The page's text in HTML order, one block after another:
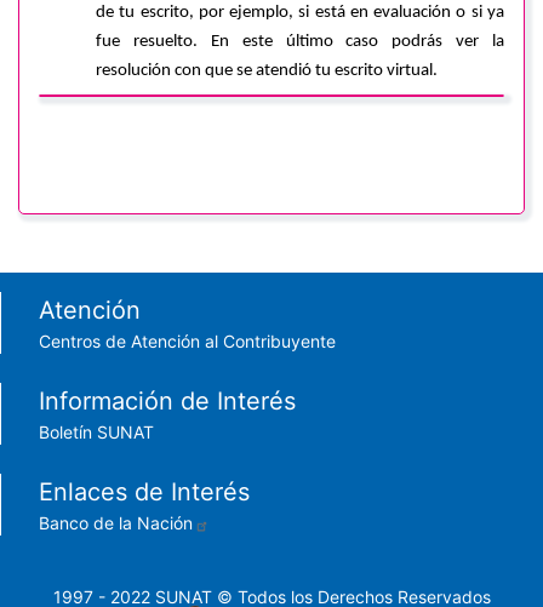
de tu escrito, por ejemplo, si está en evaluación o si ya
fue resuelto. En este último caso podrás ver la
resolución con que se atendió tu escrito virtual.
Footer menu
Atención
Centros de Atención al Contribuyente
Información de Interés
Boletín SUNAT
Enlaces de Interés
Banco de la Nación
1997 - 2022 SUNAT © Todos los Derechos Reservados